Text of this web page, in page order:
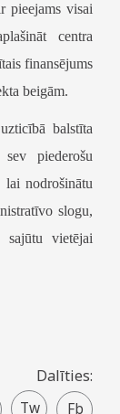
Dalīties:
Facebook
Twitter
pieejams visai
centra
finansējums
beigām.
balstīta
piederošu
lai nodrošinātu
slogu,
sajūtu vietējai